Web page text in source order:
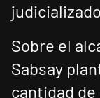
Sobre el
Sabsay
cantidad